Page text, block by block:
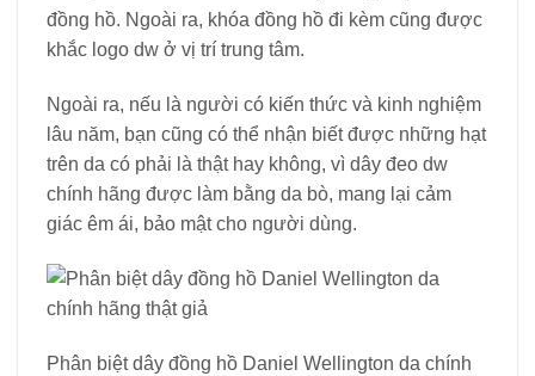
đồng hồ. Ngoài ra, khóa đồng hồ đi kèm cũng được
khắc logo dw ở vị trí trung tâm.
Ngoài ra, nếu là người có kiến ​​thức và kinh nghiệm
lâu năm, bạn cũng có thể nhận biết được những hạt
trên da có phải là thật hay không, vì dây đeo dw
chính hãng được làm bằng da bò, mang lại cảm
giác êm ái, bảo mật cho người dùng.
Phân biệt dây đồng hồ Daniel Wellington da chính